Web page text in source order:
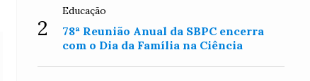
2
Educação
78ª Reunião Anual da SBPC encerra
com o Dia da Família na Ciência